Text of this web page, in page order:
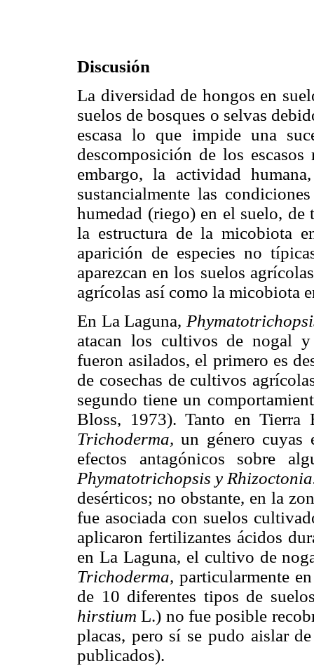
Discusión
La diversidad de hongos en
suelos de bosques o selvas
escasa lo que impide una
descomposición de los
embargo, la actividad
sustancialmente las
humedad (riego) en el suelo, de
la estructura de la micobiota
aparición de especies no
aparezcan en los suelos
agrícolas así como la micobiota
En La Laguna,
atacan los cultivos de nogal y
fueron asilados, el primero es
de cosechas de cultivos
segundo tiene un
Bloss, 1973). Tanto en Tierra
Trichoderma,un género cuyas
efectos antagónicos sobre
Phymatotrichopsis y
desérticos; no obstante, en la
fue asociada con suelos
aplicaron fertilizantes ácidos
en La Laguna, el cultivo de
Trichoderma, particularmente
de 10 diferentes tipos de
hirstiumL.) no fue posible
placas, pero sí se pudo aislar
publicados).